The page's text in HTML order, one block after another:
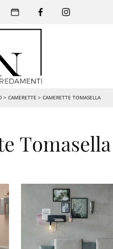
> CAMERETTE > CAMERETTE TOMASELLA
Tomasella